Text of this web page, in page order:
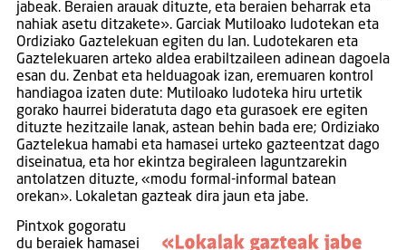
jabeak. Beraien arauak dituzte, eta beraien beharrak eta
nahiak asetu ditzakete». Garciak Mutiloako ludotekan eta
Ordiziako Gaztelekuan egiten du lan. Ludotekaren eta
Gaztelekuaren arteko aldea erabiltzaileen adinean dagoela
esan du. Zenbat eta helduagoak izan, eremuaren kontrol
handiagoa izaten dute: Mutiloako ludoteka hiru urtetik
gorako haurrei bideratuta dago eta gurasoek ere egiten
dituzte hezitzaile lanak, astean behin bada ere; Ordiziako
Gaztelekua hamabi eta hamasei urteko gazteentzat dago
diseinatua, eta hor ekintza begiraleen laguntzarekin
antolatzen dituzte, «modu formal-informal batean
orekan». Lokaletan gazteak dira jaun eta jabe.
Pintxok gogoratu
du beraiek hamasei